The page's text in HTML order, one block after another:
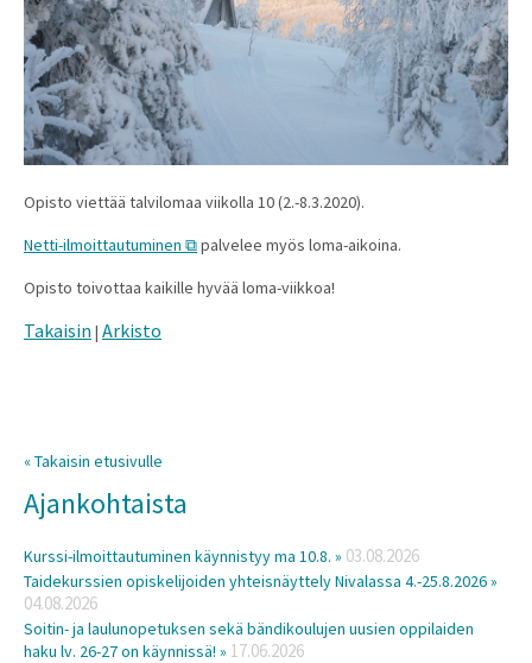
Opisto viettää talvilomaa viikolla 10 (2.-8.3.2020).
Netti-ilmoittautuminen
palvelee myös loma-aikoina.
Opisto toivottaa kaikille hyvää loma-viikkoa!
Takaisin | Arkisto
« Takaisin etusivulle
Ajankohtaista
Kurssi-ilmoittautuminen käynnistyy ma 10.8. » 03.08.2026
Taidekurssien opiskelijoiden yhteisnäyttely Nivalassa 4.-25.8.2026 »
04.08.2026
Soitin- ja laulunopetuksen sekä bändikoulujen uusien oppilaiden
haku lv. 26-27 on käynnissä! » 17.06.2026